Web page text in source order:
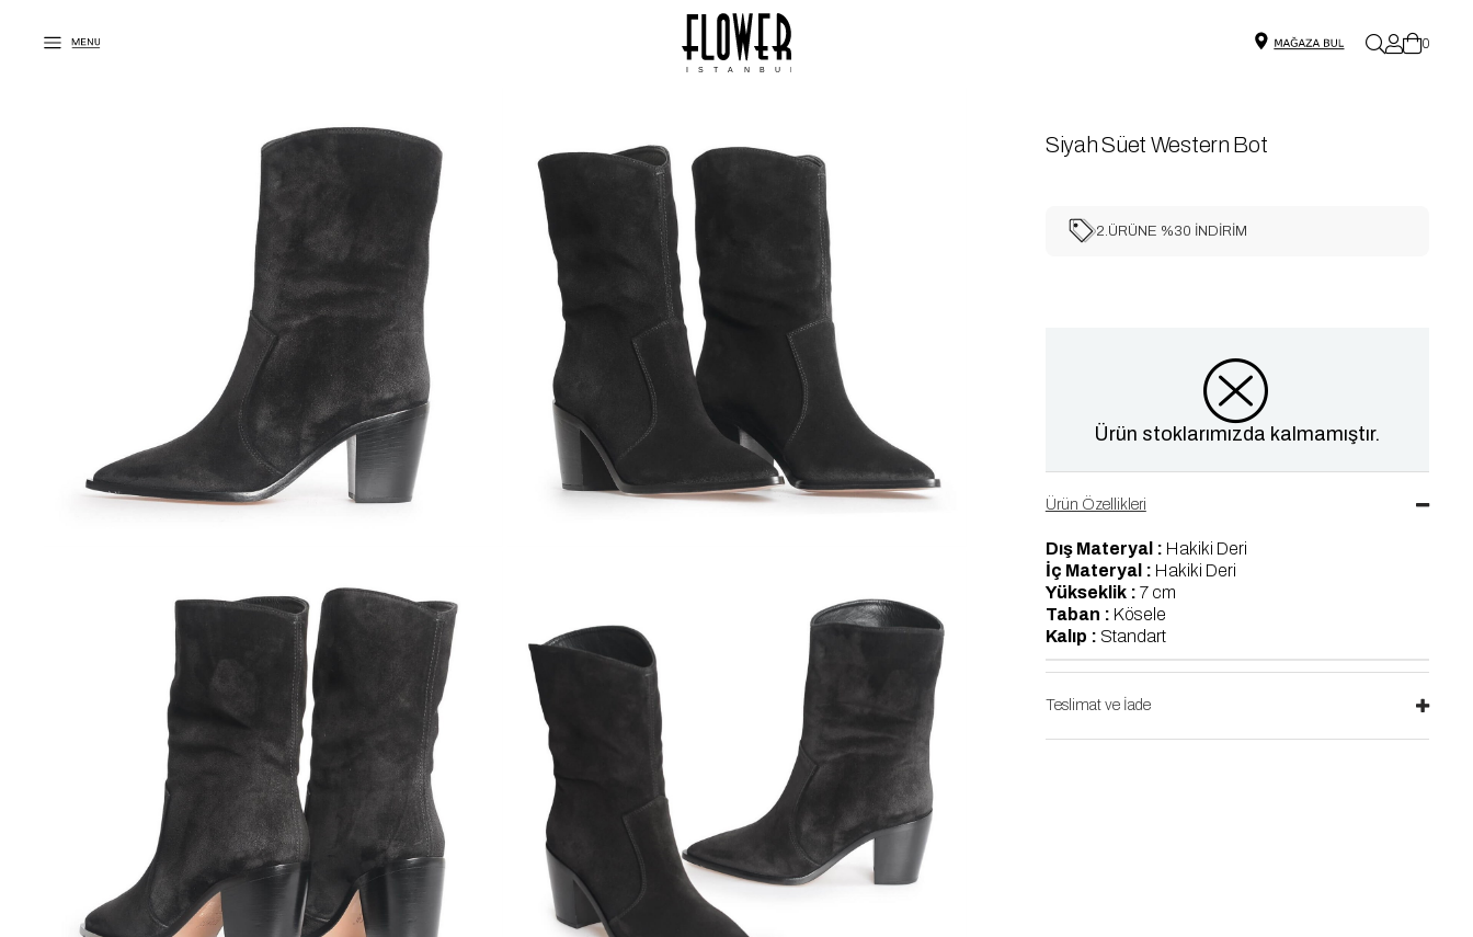
ISTANBUL
0
Siyah Süet Western Bot
2.ÜRÜNE %30 İNDİRİM
Ürün stoklarımızda kalmamıştır.
Ürün Özellikleri
Dış Materyal : Hakiki Deri
İç Materyal : Hakiki Deri
Yükseklik : 7 cm
Taban : Kösele
Kalıp : Standart
Teslimat ve İade